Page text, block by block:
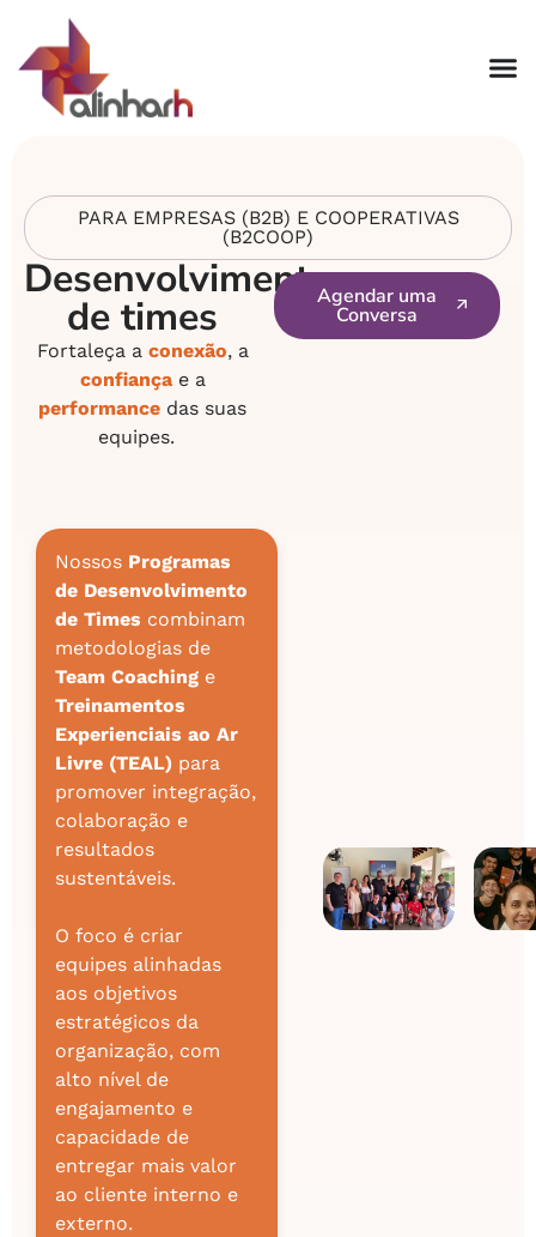
PARA EMPRESAS (B2B) E COOPERATIVAS
(B2COOP)
Desenvolvimento
de times
Fortaleça a conexão, a
confiança e a
performance das suas
equipes.
Agendar uma
Conversa
Nossos Programas
de Desenvolvimento
de Times combinam
metodologias de
Team Coaching e
Treinamentos
Experienciais ao Ar
Livre (TEAL) para
promover integração,
colaboração e
resultados
sustentáveis.
O foco é criar
equipes alinhadas
aos objetivos
estratégicos da
organização, com
alto nível de
engajamento e
capacidade de
entregar mais valor
ao cliente interno e
externo.